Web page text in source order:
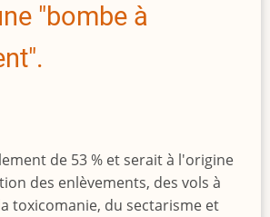
"bombe à
de 53 % et serait à l'origine
des enlèvements, des vols à
toxicomanie, du sectarisme et